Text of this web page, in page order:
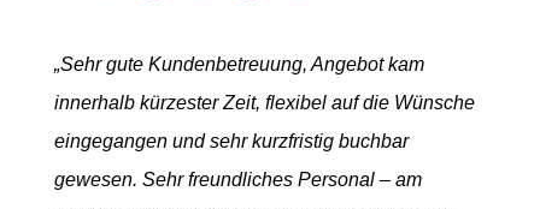
„Sehr gute Kundenbetreuung, Angebot kam
innerhalb kürzester Zeit, flexibel auf die Wünsche
eingegangen und sehr kurzfristig buchbar
gewesen. Sehr freundliches Personal – am